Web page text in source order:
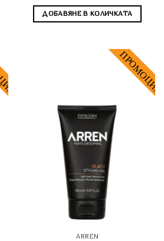
was:
12,78€.
цена
е:
ДОБАВЯНЕ В КОЛИЧКАТА
ARREN